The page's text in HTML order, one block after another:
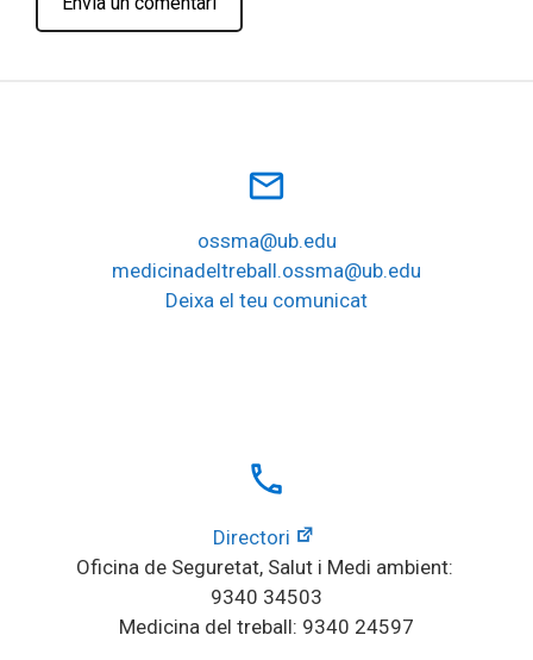
mail_outline
ossma@ub.edu
medicinadeltreball.ossma@ub.edu
Deixa el teu comunicat
local_phone
Directori
Oficina de Seguretat, Salut i Medi ambient:
9340 34503
Medicina del treball: 9340 24597